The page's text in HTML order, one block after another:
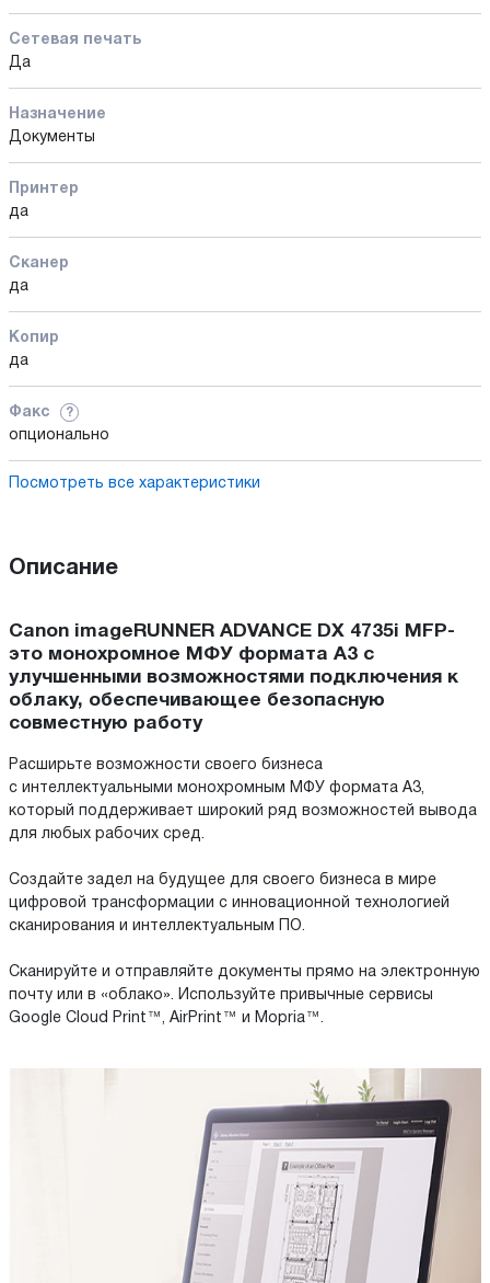
Сетевая печать
Да
Назначение
Документы
Принтер
да
Сканер
да
Копир
да
Факс ?
опционально
Посмотреть все характеристики
Описание
Canon imageRUNNER ADVANCE DX 4735i MFP-
это монохромное МФУ формата A3 с
улучшенными возможностями подключения к
облаку, обеспечивающее безопасную
совместную работу
Расширьте возможности своего бизнеса
с интеллектуальными монохромным МФУ формата A3,
который поддерживает широкий ряд возможностей вывода
для любых рабочих сред.
Создайте задел на будущее для своего бизнеса в мире
цифровой трансформации с инновационной технологией
сканирования и интеллектуальным ПО.
Сканируйте и отправляйте документы прямо на электронную
почту или в «облако». Используйте привычные сервисы
Google Cloud Print™, AirPrint™ и Mopria™.